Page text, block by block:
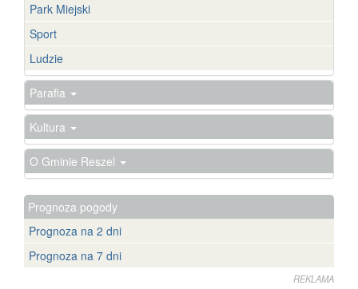
Park Miejski
Sport
Ludzie
Parafia
Kultura
O Gminie Reszel
Prognoza pogody
Prognoza na 2 dni
Prognoza na 7 dni
REKLAMA